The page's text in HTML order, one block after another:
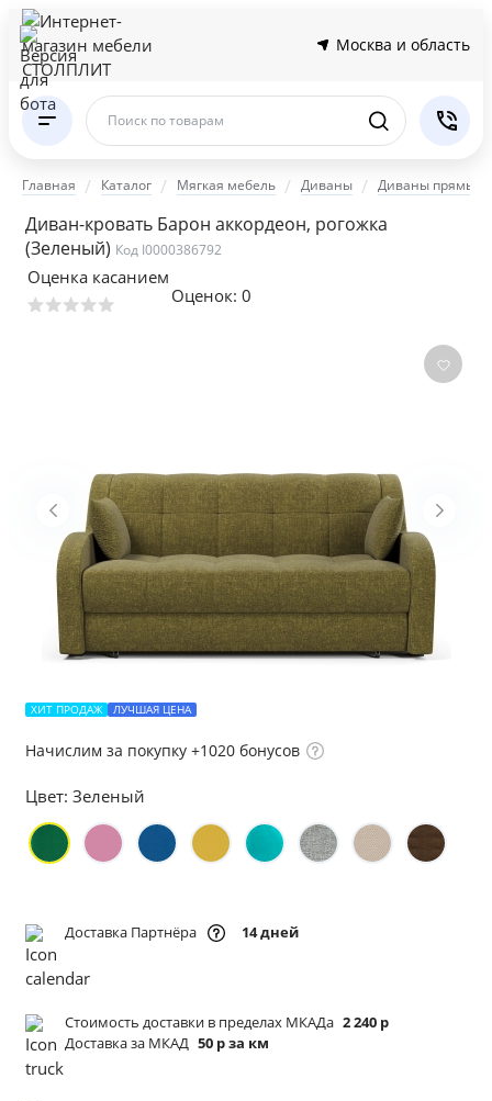
Москва и область
Поиск по товарам
Главная Каталог Мягкая мебель Диваны Диваны прямые
Диван-кровать Барон аккордеон, рогожка
(Зеленый) Код I0000386792
Оценка касанием
Оценок: 0
ХИТ ПРОДАЖ ЛУЧШАЯ ЦЕНА
Начислим за покупку +1020 бонусов
Цвет: Зеленый
Доставка Партнёра 14 дней
Стоимость доставки в пределах МКАДа 2 240 р
Доставка за МКАД 50 р за км